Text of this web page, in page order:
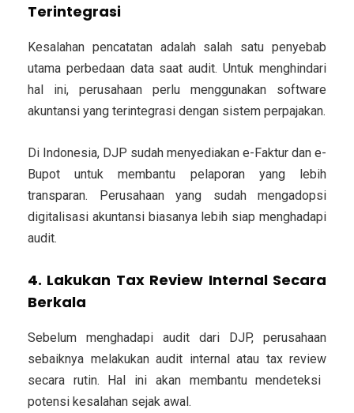
Terintegrasi
Kesalahan pencatatan adalah salah satu penyebab
utama perbedaan data saat audit. Untuk menghindari
hal ini, perusahaan perlu menggunakan software
akuntansi yang terintegrasi dengan sistem perpajakan.
Di Indonesia, DJP sudah menyediakan e-Faktur dan e-
Bupot untuk membantu pelaporan yang lebih
transparan. Perusahaan yang sudah mengadopsi
digitalisasi akuntansi biasanya lebih siap menghadapi
audit.
4. Lakukan Tax Review Internal Secara
Berkala
Sebelum menghadapi audit dari DJP, perusahaan
sebaiknya melakukan audit internal atau tax review
secara rutin. Hal ini akan membantu mendeteksi
potensi kesalahan sejak awal.